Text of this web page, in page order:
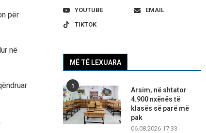
për
në
YOUTUBE
EMAIL
TIKTOK
MË TË LEXUARA
1
Arsim, në shtator
4.900 nxënës të
klasës së parë më
pak
06.08.2026 17:33